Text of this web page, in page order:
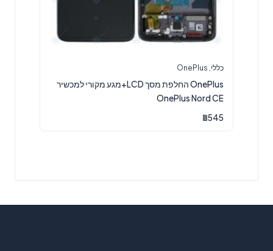
כללי OnePlus
OnePlus החלפת מסך LCD+מגע מקורי למכשיר
OnePlus Nord CE
₪545